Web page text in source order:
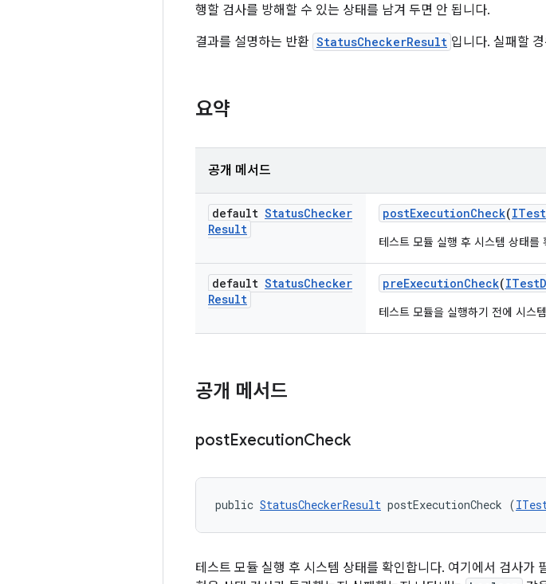
행할 검사를 방해할 수 있는 상태를 남겨 두면 안 됩니다.
결과를 설명하는 반환 StatusCheckerResult 입니다. 실패할
요약
공개 메서드
default StatusChecker
Result
postExecutionCheck(ITest
테스트 모듈 실행 후 시스템 상태를
default StatusChecker
Result
preExecutionCheck(ITest
테스트 모듈을 실행하기 전에 시스
공개 메서드
postExecutionCheck
public StatusCheckerResult postExecutionCheck (
테스트 모듈 실행 후 시스템 상태를 확인합니다. 여기에서 검사가